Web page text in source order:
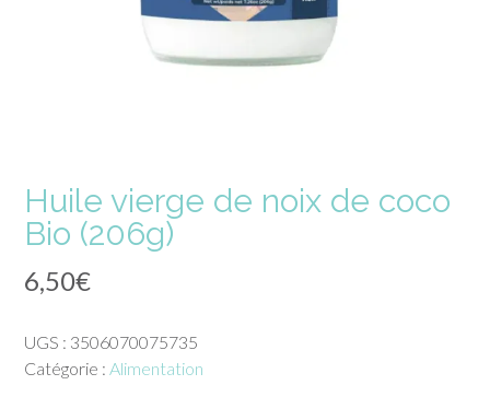
Huile vierge de noix de coco
Bio (206g)
6,50€
UGS : 3506070075735
Catégorie : Alimentation